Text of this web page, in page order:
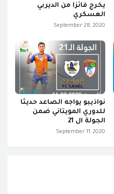
يخرج فائزا من الديربي
العسكري
September 28, 2020
نواذيبو يواجه الصاعد حديثا
للدوري المويتاني ضمن
الجولة ال 21
September 11, 2020